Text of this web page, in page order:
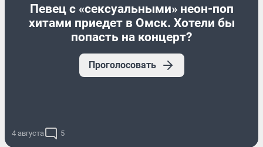
Певец с «сексуальными» неон-поп
хитами приедет в Омск. Хотели бы
попасть на концерт?
Проголосовать
4 августа 5